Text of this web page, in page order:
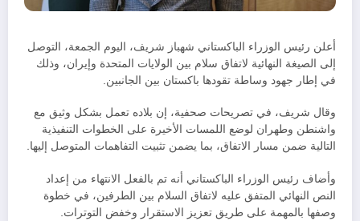
أعلن رئيس الوزراء الباكستاني شهباز شريف، اليوم الجمعة، التوصل
إلى الصيغة النهائية لاتفاق سلام بين الولايات المتحدة وإيران، وذلك
في إطار جهود وساطة تقودها باكستان بين الجانبين.
وقال شريف، في تصريحات صحفية، إن بلاده تعمل بشكل وثيق مع
واشنطن وطهران لوضع اللمسات الأخيرة على الخطوات التنفيذية
التالية ضمن مسار الاتفاق، بما يضمن تثبيت التفاهمات المتوصل إليها.
وأضاف رئيس الوزراء الباكستاني أنه تم بالفعل الانتهاء من إعداد
النص النهائي المتفق عليه لاتفاق السلام بين الطرفين، في خطوة
وصفها بالمهمة على طريق تعزيز الاستقرار وخفض التوترات.